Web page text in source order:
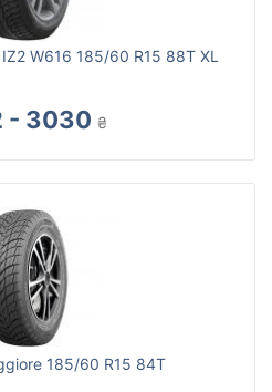
W616 185/60 R15 88T XL
- 3030 ₴
185/60 R15 84T